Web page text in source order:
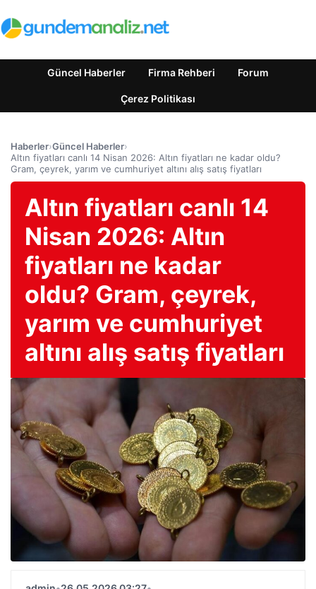
Güncel Haberler Firma Rehberi Forum
Çerez Politikası
Haberler›Güncel Haberler›
Altın fiyatları canlı 14 Nisan 2026: Altın fiyatları ne kadar oldu?
Gram, çeyrek, yarım ve cumhuriyet altını alış satış fiyatları
Altın fiyatları canlı 14
Nisan 2026: Altın
fiyatları ne kadar
oldu? Gram, çeyrek,
yarım ve cumhuriyet
altını alış satış fiyatları